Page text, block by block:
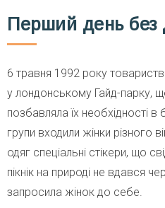
Перший день без
6 травня 1992 року
у лондонському Гайд-парку,
позбавляла їх необхідності в
групи входили жінки різного
одяг спеціальні стікери, що
пікнік на природі не вдався
запросила жінок до себе.